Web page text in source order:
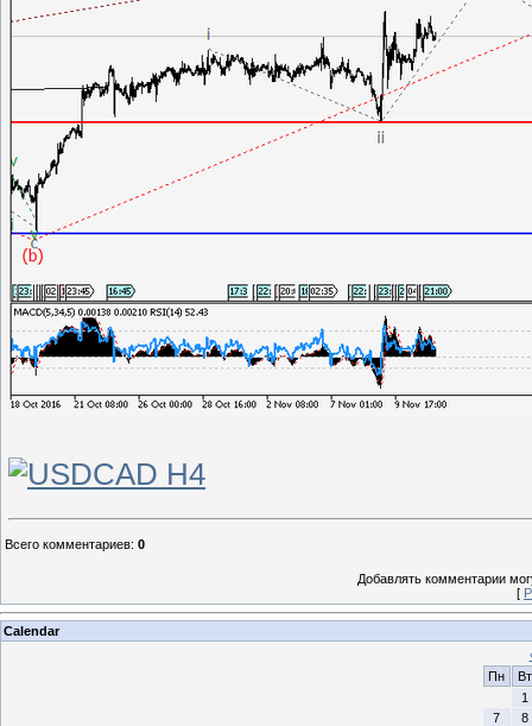
Всего комментариев: 0
Добавлять комментарии
[
Calendar
Пн
Вт
1
7
8